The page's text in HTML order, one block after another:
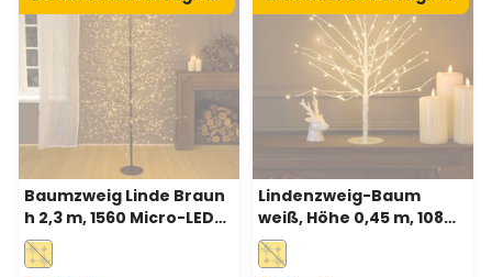
Baumzweig Linde Braun
h 2,3 m, 1560 Micro-LED
warmweiß,
Innenbereich
Lindenzweig-Baum
weiß, Höhe 0,45 m, 108
warmweiße Mikro-LEDs,
Innenbereich